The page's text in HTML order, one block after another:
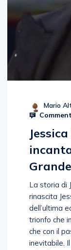
Mario
La storia di
rinascita
dell’ultima
trionfo che
che con il
inevitabile.